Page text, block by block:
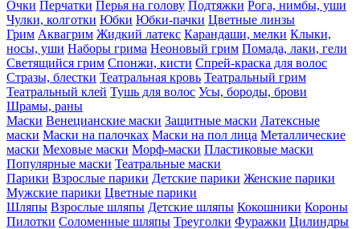
Очки Перчатки Перья на голову Подтяжки Рога, нимбы, уши
Чулки, колготки Юбки Юбки-пачки Цветные линзы
Грим Аквагрим Жидкий латекс Карандаши, мелки Клыки,
носы, уши Наборы грима Неоновый грим Помада, лаки, гели
Светящийся грим Спонжи, кисти Спрей-краска для волос
Стразы, блестки Театральная кровь Театральный грим
Театральный клей Тушь для волос Усы, бороды, брови
Шрамы, раны
Маски Венецианские маски Защитные маски Латексные
маски Маски на палочках Маски на пол лица Металлические
маски Меховые маски Морф-маски Пластиковые маски
Популярные маски Театральные маски
Парики Взрослые парики Детские парики Женские парики
Мужские парики Цветные парики
Шляпы Взрослые шляпы Детские шляпы Кокошники Короны
Пилотки Соломенные шляпы Треуголки Фуражки Цилиндры